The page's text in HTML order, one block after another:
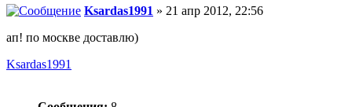
Ksardas1991 » 21 апр 2012, 22:56
ап! по москве доставлю)
Ksardas1991